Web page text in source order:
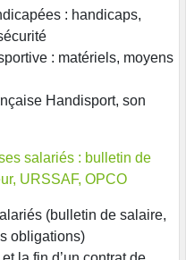
: handicaps,
: matériels, moyens
Handisport, son
salariés : bulletin de
URSSAF, OPCO
(bulletin de salaire,
obligations)